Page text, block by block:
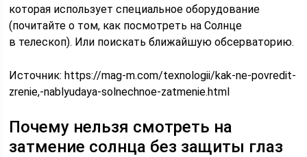
которая использует специальное оборудование
(почитайте о том, как посмотреть на Солнце
в телескоп). Или поискать ближайшую обсерваторию.
Источник:https://mag-m.com/texnologii/kak-ne-povredit-
zrenie,-nablyudaya-solnechnoe-zatmenie.html
Почему нельзя смотреть на
затмение солнца без защиты глаз